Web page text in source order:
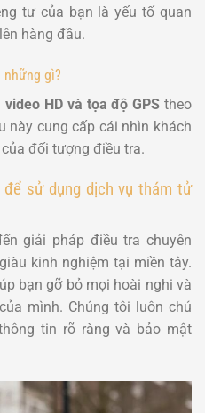
tư của bạn là yếu tố quan
hàng đầu.
gì?
video HD và tọa độ GPS theo
này cung cấp cái nhìn khách
đối tượng điều tra.
sử dụng dịch vụ thám tử
giải pháp điều tra chuyên
kinh nghiệm tại miền tây.
bạn gỡ bỏ mọi hoài nghi và
mình. Chúng tôi luôn chú
tin rõ ràng và bảo mật